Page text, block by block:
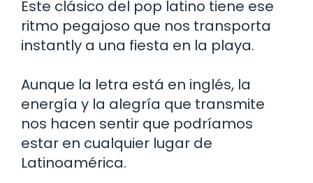
Este clásico del pop latino tiene ese
ritmo pegajoso que nos transporta
instantly a una fiesta en la playa.
Aunque la letra está en inglés, la
energía y la alegría que transmite
nos hacen sentir que podríamos
estar en cualquier lugar de
Latinoamérica.